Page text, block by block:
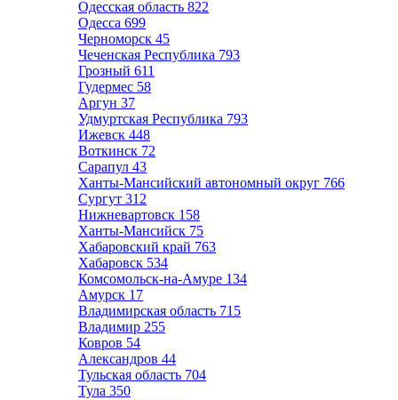
Одесская область 822
Одесса 699
Черноморск 45
Чеченская Республика 793
Грозный 611
Гудермес 58
Аргун 37
Удмуртская Республика 793
Ижевск 448
Воткинск 72
Сарапул 43
Ханты-Мансийский автономный округ 766
Сургут 312
Нижневартовск 158
Ханты-Мансийск 75
Хабаровский край 763
Хабаровск 534
Комсомольск-на-Амуре 134
Амурск 17
Владимирская область 715
Владимир 255
Ковров 54
Александров 44
Тульская область 704
Тула 350